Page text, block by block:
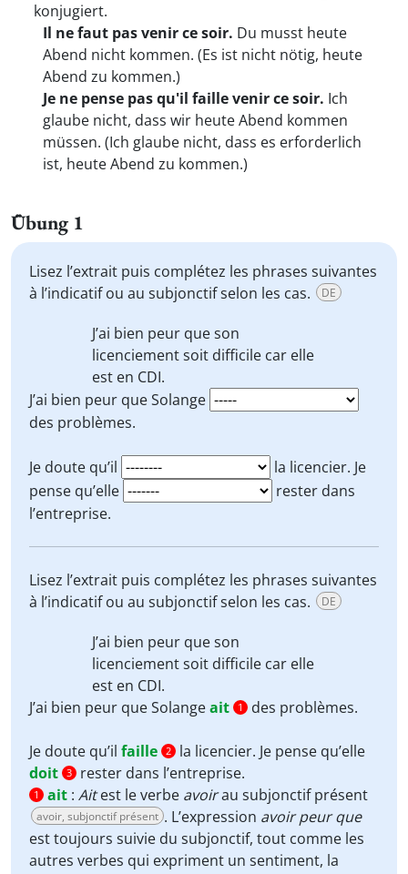
konjugiert.
Il ne faut pas venir ce soir. Du musst heute
Abend nicht kommen. (Es ist nicht nötig, heute
Abend zu kommen.)
Je ne pense pas qu'il faille venir ce soir. Ich
glaube nicht, dass wir heute Abend kommen
müssen. (Ich glaube nicht, dass es erforderlich
ist, heute Abend zu kommen.)
Übung 1
Lisez l’extrait puis complétez les phrases suivantes
à l’indicatif ou au subjonctif selon les cas.
DE
J’ai bien peur queson
licenciementsoit difficile car elle
est en CDI.
J’ai bien peur que Solange
des problèmes.
Je doute qu’il
la licencier. Je
pense qu’elle
rester dans
l’entreprise.
Lisez l’extrait puis complétez les phrases suivantes
à l’indicatif ou au subjonctif selon les cas.
DE
J’ai bien peur queson
licenciementsoit difficile car elle
est en CDI.
J’ai bien peur que Solangeait 1 des problèmes.
Je doute qu’il faille 2
la licencier. Je pense qu’elle
doit 3 rester dans l’entreprise.
1 ait : Aitest le verbe avoirau subjonctif présent
avoir, subjonctif présent . L’expression avoir peur que
est toujours suivie du subjonctif, tout comme les
autres verbes qui expriment un sentiment, la